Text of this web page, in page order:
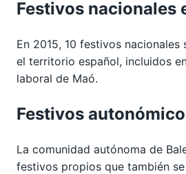
Festivos nacionales
En 2015, 10 festivos nacionales
el territorio español, incluidos
laboral de Maó.
Festivos
La comunidad autónoma de
festivos propios que también